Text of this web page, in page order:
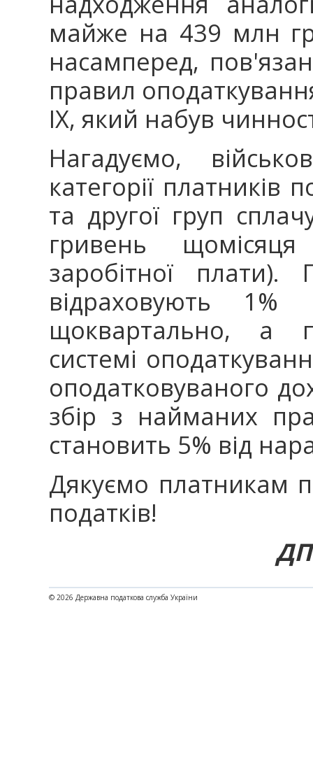
майже на 439 млн
насамперед,
правил
IX, який набув
Нагадуємо,
категорії платників
та другої груп
гривень
заробітної плати).
відраховують 1%
щоквартально, а
системі
оподатковуваного
збір з найманих
становить 5% від
Дякуємо платникам
податків!
© 2026 Державна податкова служба України